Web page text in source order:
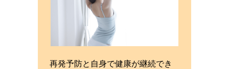
再発予防と自身で健康が継続でき